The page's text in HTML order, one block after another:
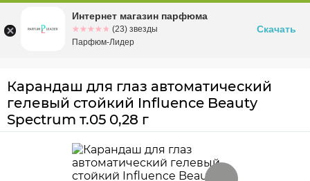
Омскул. Заозерная, 11, к. 1
Карандаш для глаз автоматический
гелевый стойкий Influence Beauty
Spectrum т.05 0,28 г
Интернет магазин парфюма
☆☆☆☆☆
★★★★★ (23) звезды
Парфюм-Лидер
Скачать